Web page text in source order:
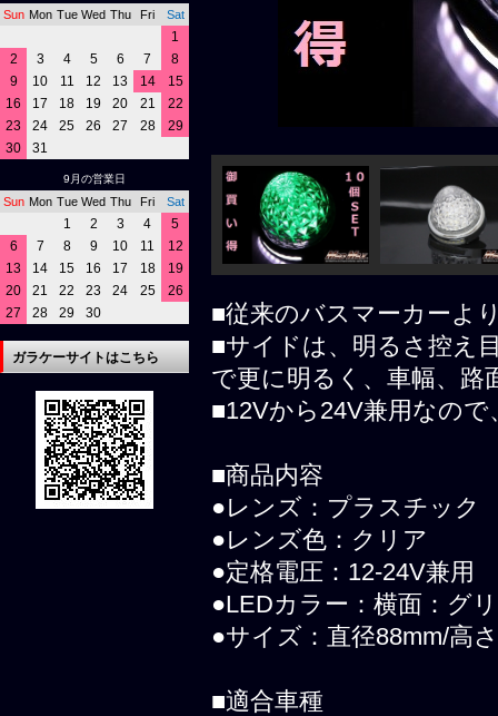
■従来のバスマーカーよ
■サイドは、明るさ控え
で更に明るく、車幅、
■12Vから24V兼用なの
■商品内容
●レンズ：プラスチック
●レンズ色：クリア
●定格電圧：12-24V兼用
●LEDカラー：横面：グ
●サイズ：直径88mm/高
■適合車種
Sun Mon Tue Wed Thu Fri Sat
1
2
3 4 5 6 7
8
9
10 11 12 13 14
15
16
17 18 19 20 21
22
23
24 25 26 27 28
29
30
31
9月の営業日
Sun Mon Tue Wed Thu Fri Sat
1 2 3 4
5
6
7 8 9 10 11
12
13
14 15 16 17 18
19
20
21 22 23 24 25
26
27
28 29 30
ガラケーサイトはこちら